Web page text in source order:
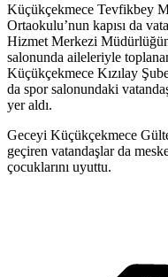
Küçükçekmece Tevfikbey
Ortaokulu’nun kapısı da
Hizmet Merkezi
salonunda aileleriyle
Küçükçekmece Kızılay
da spor salonundaki
yer aldı.
Geceyi Küçükçekmece
geçiren vatandaşlar da
çocuklarını uyuttu.